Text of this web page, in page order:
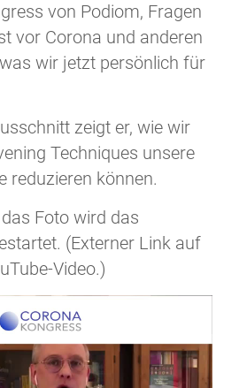
von Podiom, Fragen
vor Corona und anderen
wir jetzt persönlich für
zeigt er, wie wir
Techniques unsere
reduzieren können.
Foto wird das
(Externer Link auf
Video.)